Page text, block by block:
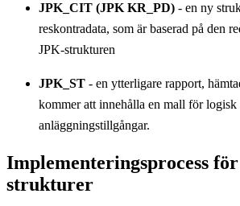
JPK_CIT (JPK KR_PD) - en ny
reskontradata, som är baserad på den
JPK-strukturen
JPK_ST - en ytterligare rapport,
kommer att innehålla en mall för
anläggningstillgångar.
Implementeringsprocess
strukturer